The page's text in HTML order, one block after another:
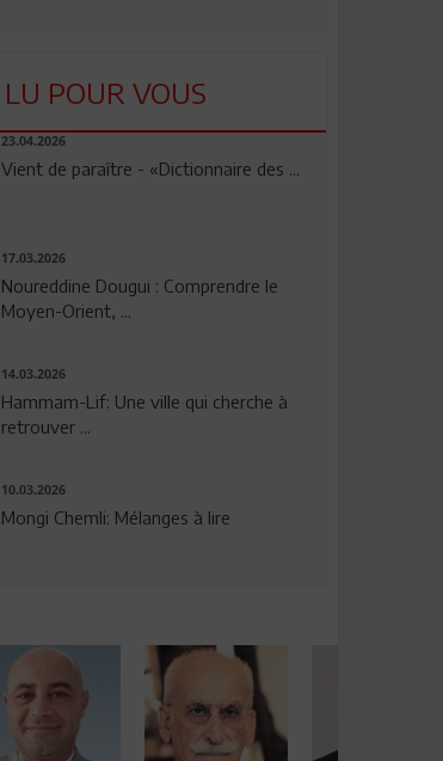
LU POUR VOUS
23.04.2026
Vient de paraître - «Dictionnaire des ...
17.03.2026
Noureddine Dougui : Comprendre le
Moyen-Orient, ...
14.03.2026
Hammam-Lif: Une ville qui cherche à
retrouver ...
10.03.2026
Mongi Chemli: Mélanges à lire